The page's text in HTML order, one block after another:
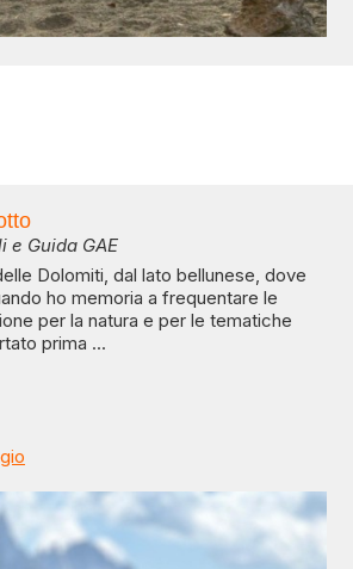
e Guida GAE
Dolomiti, dal lato bellunese, dove
ho memoria a frequentare le
per la natura e per le tematiche
prima ...